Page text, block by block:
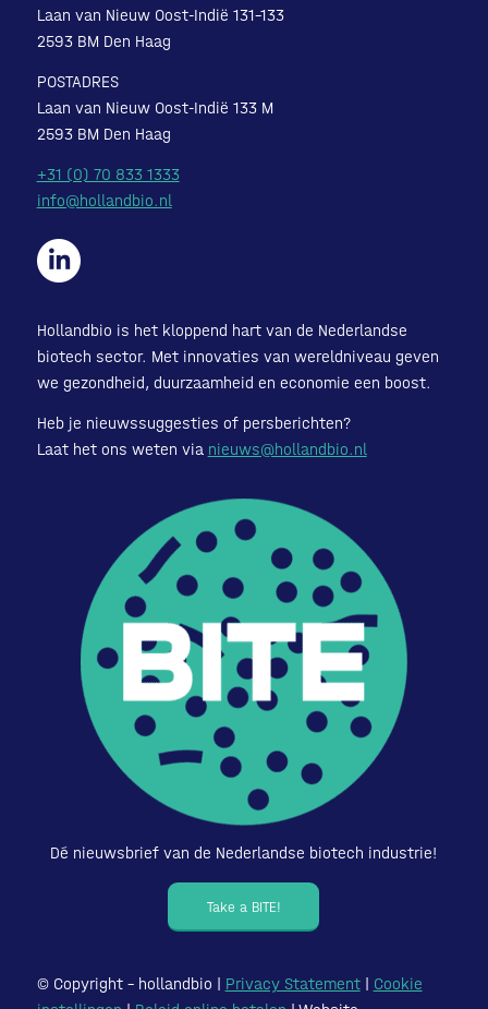
Laan van Nieuw Oost-Indië 131-133
2593 BM Den Haag
POSTADRES
Laan van Nieuw Oost-Indië 133 M
2593 BM Den Haag
+31 (0) 70 833 1333
info@hollandbio.nl
Hollandbio is het kloppend hart van de Nederlandse
biotech sector. Met innovaties van wereldniveau geven
we gezondheid, duurzaamheid en economie een boost.
Heb je nieuwssuggesties of persberichten?
Laat het ons weten via nieuws@hollandbio.nl
Dé nieuwsbrief van de Nederlandse biotech industrie!
Take a BITE!
© Copyright – hollandbio | Privacy Statement| Cookie